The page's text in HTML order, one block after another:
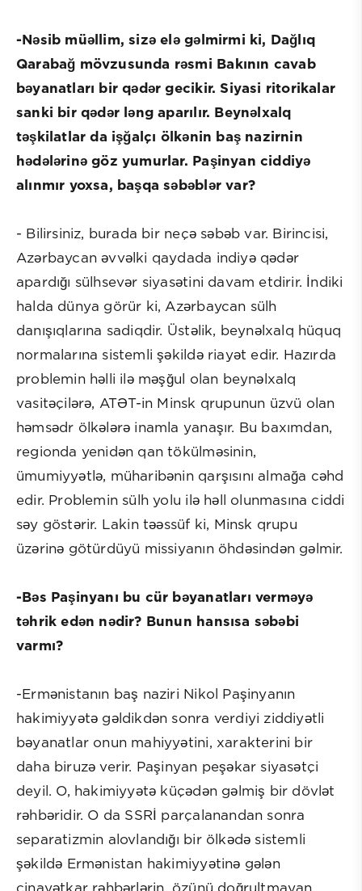
-Nəsib müəllim, sizə elə gəlmirmi ki, Dağlıq
Qarabağ mövzusunda rəsmi Bakının cavab
bəyanatları bir qədər gecikir. Siyasi ritorikalar
sanki bir qədər ləng aparılır. Beynəlxalq
təşkilatlar da işğalçı ölkənin baş nazirnin
hədələrinə göz yumurlar. Paşinyan ciddiyə
alınmır yoxsa, başqa səbəblər var?
- Bilirsiniz, burada bir neçə səbəb var. Birincisi,
Azərbaycan əvvəlki qaydada indiyə qədər
apardığı sülhsevər siyasətini davam etdirir. İndiki
halda dünya görür ki, Azərbaycan sülh
danışıqlarına sadiqdir. Üstəlik, beynəlxalq hüquq
normalarına sistemli şəkildə riayət edir. Hazırda
problemin həlli ilə məşğul olan beynəlxalq
vasitəçilərə, ATƏT-in Minsk qrupunun üzvü olan
həmsədr ölkələrə inamla yanaşır. Bu baxımdan,
regionda yenidən qan tökülməsinin,
ümumiyyətlə, müharibənin qarşısını almağa cəhd
edir. Problemin sülh yolu ilə həll olunmasına ciddi
səy göstərir. Lakin təəssüf ki, Minsk qrupu
üzərinə götürdüyü missiyanın öhdəsindən gəlmir.
-Bəs Paşinyanı bu cür bəyanatları verməyə
təhrik edən nədir? Bunun hansısa səbəbi
varmı?
-Ermənistanın baş naziri Nikol Paşinyanın
hakimiyyətə gəldikdən sonra verdiyi ziddiyətli
bəyanatlar onun mahiyyətini, xarakterini bir
daha biruzə verir. Paşinyan peşəkar siyasətçi
deyil. O, hakimiyyətə küçədən gəlmiş bir dövlət
rəhbəridir. O da SSRİ parçalanandan sonra
separatizmin alovlandığı bir ölkədə sistemli
şəkildə Ermənistan hakimiyyətinə gələn